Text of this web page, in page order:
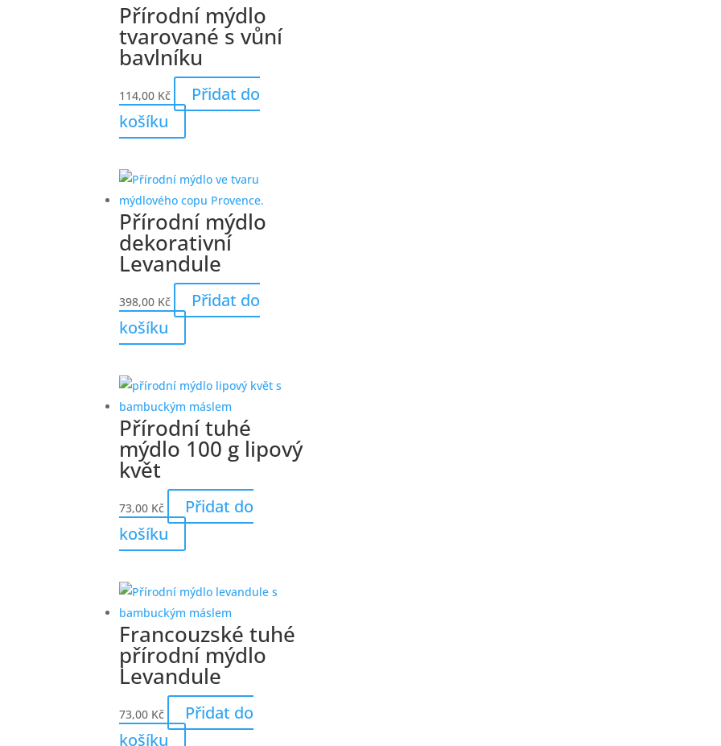
Přírodní mýdlo
tvarované s vůní
bavlníku
114,00 Kč
Přidat do
košíku
Přírodní mýdlo
dekorativní
Levandule
398,00 Kč
Přidat do
košíku
Přírodní tuhé
mýdlo 100 g lipový
květ
73,00 Kč
Přidat do
košíku
Francouzské tuhé
přírodní mýdlo
Levandule
73,00 Kč
Přidat do
košíku